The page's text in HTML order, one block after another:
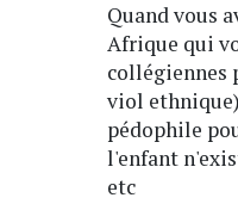
Quand vous
Afrique qui
collégiennes
viol
pédophile
l'enfant
etc